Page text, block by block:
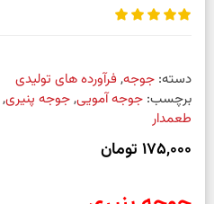
دسته: جوجه, فرآورده های تولیدی
برچسب: جوجه آمویی,جوجه پنیری,
طعمدار
175,000 تومان